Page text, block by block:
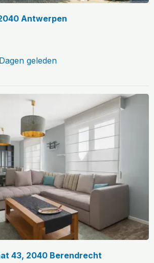
Antwerpen
geleden
43, 2040 Berendrecht